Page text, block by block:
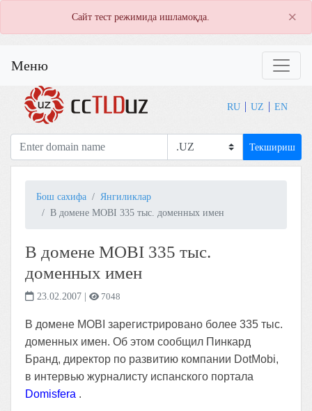
Сайт тест режимида ишламоқда. ×
Меню
RU UZ EN
Текшириш
Бош сахифа
Янгиликлар
В домене MOBI 335 тыс. доменных имен
В домене MOBI 335 тыс.
доменных имен
23.02.2007 | 7048
В домене MOBI зарегистрировано более 335 тыс.
доменных имен. Об этом сообщил Пинкард
Бранд, директор по развитию компании DotMobi,
в интервью журналисту испанского портала
Domisfera .